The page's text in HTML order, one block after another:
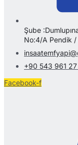
Şube
No:4/A Pendik /
+90 543 961 27
Facebook-f